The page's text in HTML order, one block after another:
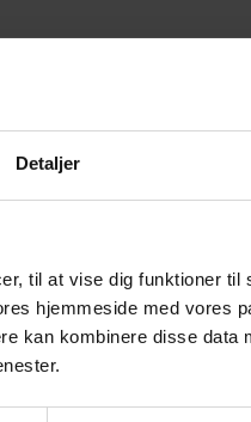
Detaljer
til at vise dig funktioner til
hjemmeside med vores
kan kombinere disse data